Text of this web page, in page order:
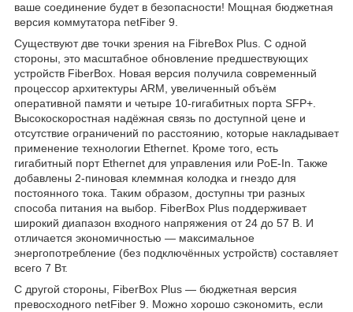
ваше соединение будет в безопасности! Мощная бюджетная
версия коммутатора netFiber 9.
Существуют две точки зрения на FibreBox Plus. С одной
стороны, это масштабное обновление предшествующих
устройств FiberBox. Новая версия получила современный
процессор архитектуры ARM, увеличенный объём
оперативной памяти и четыре 10-гигабитных порта SFP+.
Высокоскоростная надёжная связь по доступной цене и
отсутствие ограничений по расстоянию, которые накладывает
применение технологии Ethernet. Кроме того, есть
гигабитный порт Ethernet для управления или PoE-In. Также
добавлены 2-пиновая клеммная колодка и гнездо для
постоянного тока. Таким образом, доступны три разных
способа питания на выбор. FiberBox Plus поддерживает
широкий диапазон входного напряжения от 24 до 57 В. И
отличается экономичностью — максимальное
энергопотребление (без подключённых устройств) составляет
всего 7 Вт.
С другой стороны, FiberBox Plus — бюджетная версия
превосходного netFiber 9. Можно хорошо сэкономить, если